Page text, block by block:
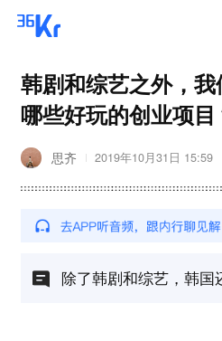
韩剧和综艺之外，
哪些好玩的创业项目
思齐 2019年10月31日 15:59
除了韩剧和综艺，韩国